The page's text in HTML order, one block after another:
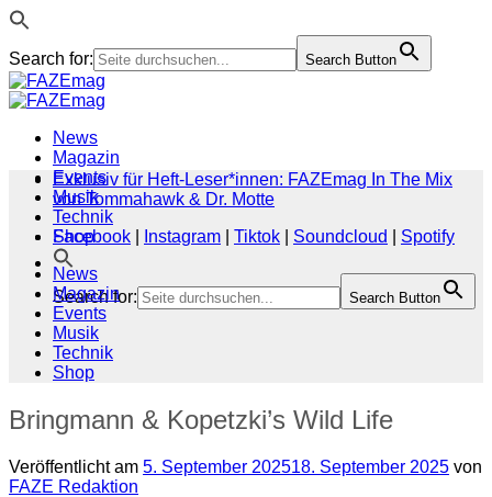
Search for: Search Button
Zum
Inhalt
News
Magazin
Events
Musik
Technik
Shop
Search for: Search Button
Exklusiv für Heft-Leser*innen: FAZEmag In The Mix
von Tommahawk & Dr. Motte
Facebook
Instagram Tiktok Soundcloud
Spotify
News
Magazin
Events
Musik
Technik
Shop
Bringmann & Kopetzki’s Wild Life
Veröffentlicht am 5. September 202518. September 2025 von
FAZE Redaktion